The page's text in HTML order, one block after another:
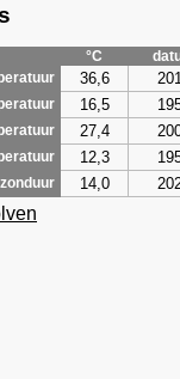
°C
36,6
16,5
27,4
12,3
14,0